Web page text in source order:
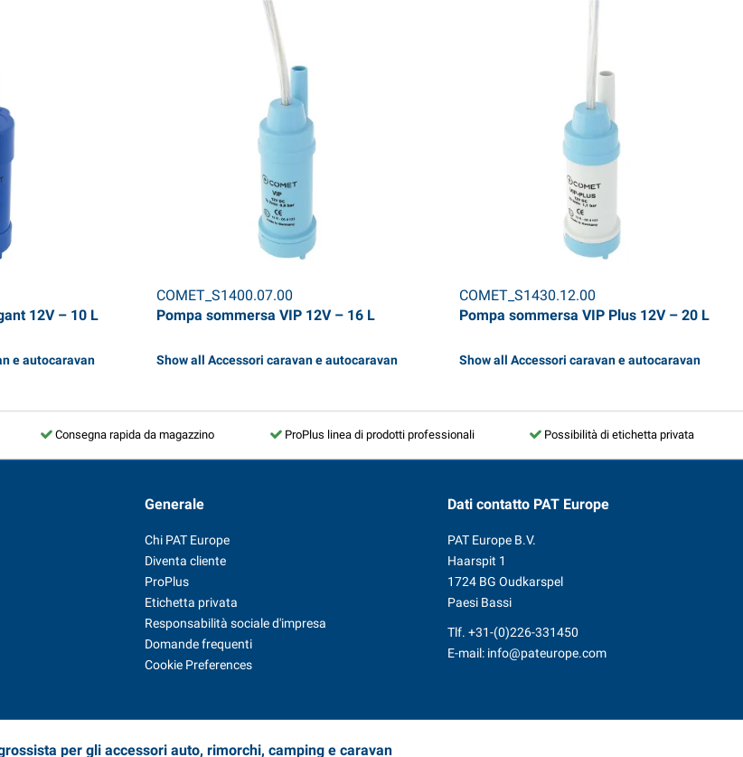
12V – 10 L
e autocaravan
COMET_S1400.07.00
Pompa sommersa VIP 12V – 16 L
Show all Accessori caravan e autocaravan
COMET_S1430.12.00
Pompa sommersa VIP Plus 12V – 20 L
Show all Accessori caravan e autocaravan
Consegna rapida da magazzino ProPlus linea di prodotti professionali Possibilità di etichetta privata
Generale
Chi PAT Europe
Diventa cliente
ProPlus
Etichetta privata
Responsabilità sociale d'impresa
Domande frequenti
Cookie Preferences
Dati contatto PAT Europe
PAT Europe B.V.
Haarspit 1
1724 BG Oudkarspel
Paesi Bassi
Tlf. +31-(0)226-331450
E-mail: info@pateurope.com
per gli accessori auto, rimorchi, camping e caravan